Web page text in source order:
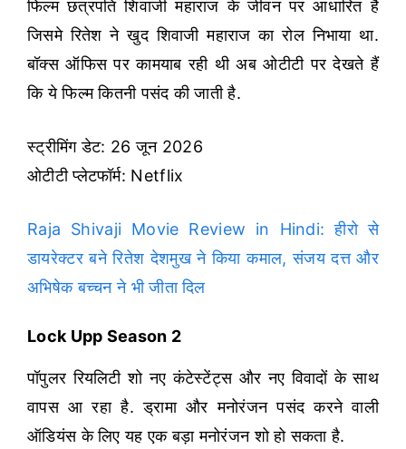
फिल्म छत्रपति शिवाजी महाराज के जीवन पर आधारित है
जिसमे रितेश ने खुद शिवाजी महाराज का रोल निभाया था.
बॉक्स ऑफिस पर कामयाब रही थी अब ओटीटी पर देखते हैं
कि ये फिल्म कितनी पसंद की जाती है.
स्ट्रीमिंग डेट: 26 जून 2026
ओटीटी प्लेटफॉर्म: Netflix
Raja Shivaji Movie Review in Hindi: हीरो से
डायरेक्टर बने रितेश देशमुख ने किया कमाल, संजय दत्त और
अभिषेक बच्चन ने भी जीता दिल
Lock Upp Season 2
पॉपुलर रियलिटी शो नए कंटेस्टेंट्स और नए विवादों के साथ
वापस आ रहा है. ड्रामा और मनोरंजन पसंद करने वाली
ऑडियंस के लिए यह एक बड़ा मनोरंजन शो हो सकता है.